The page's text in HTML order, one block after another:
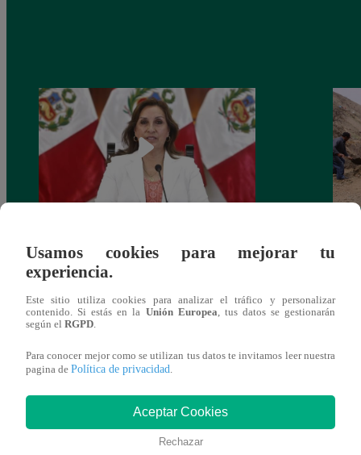
salario presidencial se aplique desde 2026
También te puede
interesar
Usamos cookies para mejorar tu
experiencia.
Este sitio utiliza cookies para analizar el tráfico y personalizar
contenido. Si estás en la Unión Europea , tus datos se gestionarán
según el RGPD
Para conocer mejor como se utilizan tus datos te invitamos leer nuestra
pagina de Política de privacidad
Aceptar Cookies
Rechazar